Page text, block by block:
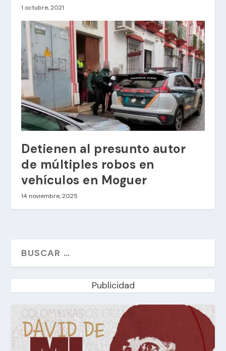
1 octubre, 2021
Detienen al presunto autor
de múltiples robos en
vehículos en Moguer
14 noviembre, 2025
Publicidad